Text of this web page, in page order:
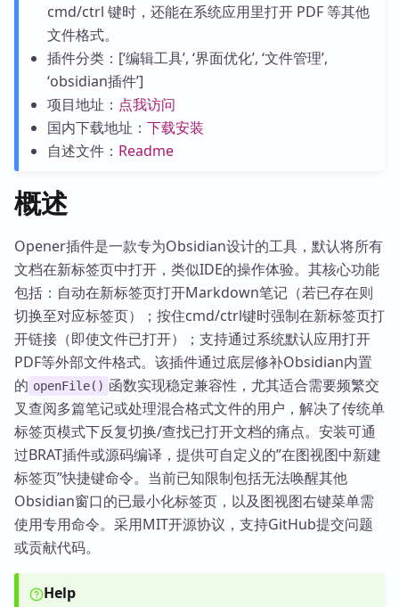
cmd/ctrl 键时，还能在系统应用里打开 PDF 等其他
文件格式。
插件分类：[‘编辑工具’, ‘界面优化’, ‘文件管理’,
‘obsidian插件’]
项目地址： 点我访问
国内下载地址： 下载安装
自述文件： Readme
概述
Opener插件是一款专为Obsidian设计的工具，默认将所有
文档在新标签页中打开，类似IDE的操作体验。其核心功能
包括：自动在新标签页打开Markdown笔记（若已存在则
切换至对应标签页）；按住cmd/ctrl键时强制在新标签页打
开链接（即使文件已打开）；支持通过系统默认应用打开
PDF等外部文件格式。该插件通过底层修补Obsidian内置
的 openFile() 函数实现稳定兼容性，尤其适合需要频繁交
叉查阅多篇笔记或处理混合格式文件的用户，解决了传统单
标签页模式下反复切换/查找已打开文档的痛点。安装可通
过BRAT插件或源码编译，提供可自定义的”在图视图中新建
标签页”快捷键命令。当前已知限制包括无法唤醒其他
Obsidian窗口的已最小化标签页，以及图视图右键菜单需
使用专用命令。采用MIT开源协议，支持GitHub提交问题
或贡献代码。
Help